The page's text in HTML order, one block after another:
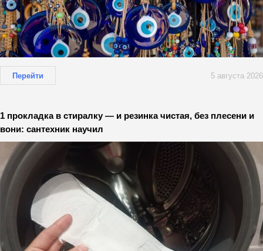
Перейти 5 августа 2026
1 прокладка в стиралку — и резинка чистая, без плесени и
вони: сантехник научил